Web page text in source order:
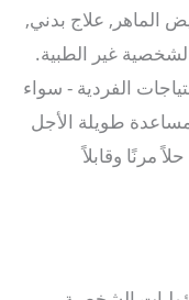
الماهر, علاج بدني,
غير الطبية.
الفردية - سواء
طويلة الأجل
مرنًا وقابلاً